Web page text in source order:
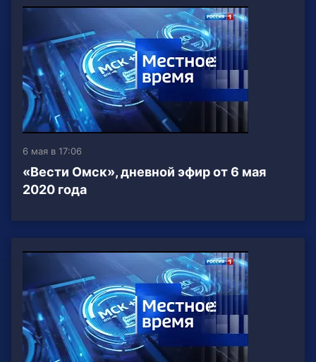
6 мая в 17:06
«Вести Омск», дневной эфир от 6 мая
2020 года